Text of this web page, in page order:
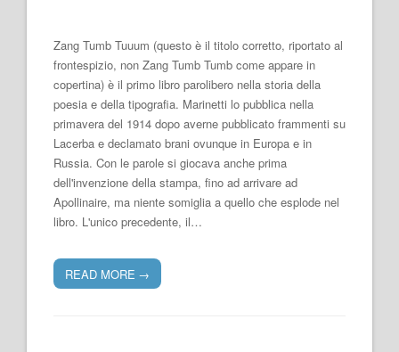
Zang Tumb Tuuum (questo è il titolo corretto, riportato al
frontespizio, non Zang Tumb Tumb come appare in
copertina) è il primo libro parolibero nella storia della
poesia e della tipografia. Marinetti lo pubblica nella
primavera del 1914 dopo averne pubblicato frammenti su
Lacerba e declamato brani ovunque in Europa e in
Russia. Con le parole si giocava anche prima
dell'invenzione della stampa, fino ad arrivare ad
Apollinaire, ma niente somiglia a quello che esplode nel
libro. L'unico precedente, il…
READ MORE →